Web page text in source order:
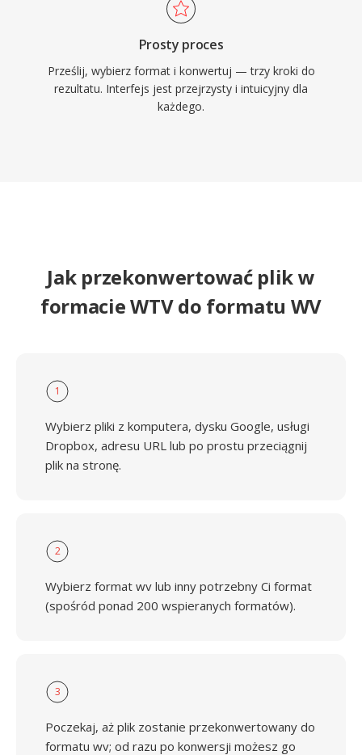
Prosty proces
Prześlij, wybierz format i konwertuj — trzy kroki do
rezultatu. Interfejs jest przejrzysty i intuicyjny dla
każdego.
Jak przekonwertować plik w
formacie WTV do formatu WV
1
Wybierz pliki z komputera, dysku Google, usługi
Dropbox, adresu URL lub po prostu przeciągnij
plik na stronę.
2
Wybierz format wv lub inny potrzebny Ci format
(spośród ponad 200 wspieranych formatów).
3
Poczekaj, aż plik zostanie przekonwertowany do
formatu wv; od razu po konwersji możesz go